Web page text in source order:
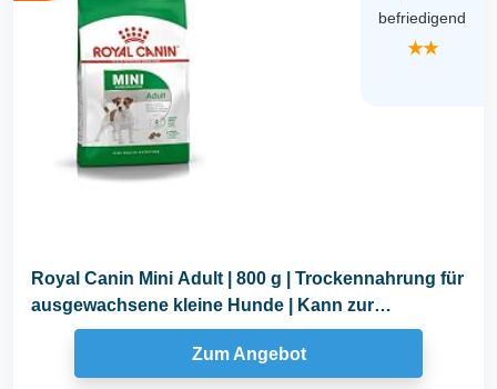
befriedigend
★★
Royal Canin Mini Adult | 800 g | Trockennahrung für
ausgewachsene kleine Hunde | Kann zur
optimalen...
Zum Angebot